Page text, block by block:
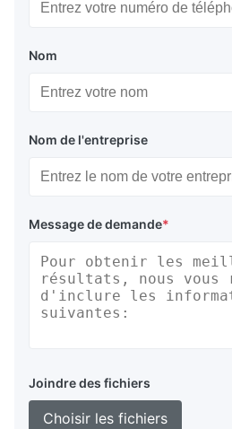
Nom
Nom de l'entreprise
Message de demande*
Joindre des fichiers
Choisir les fichiers